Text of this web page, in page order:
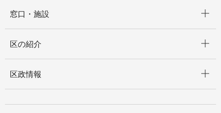
窓口・施設
区の紹介
区政情報